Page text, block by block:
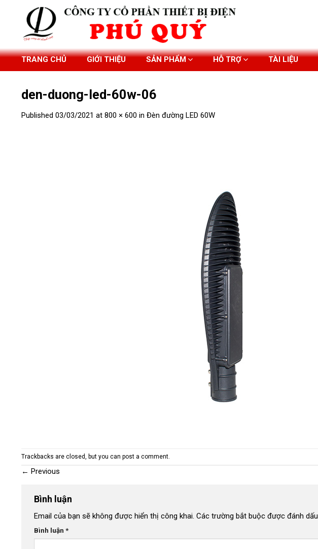
TRANG CHỦ GIỚI THIỆU SẢN PHẨM HỖ TRỢ TÀI LIỆU
den-duong-led-60w-06
Published 03/03/2021 at 800 × 600 in Đèn đường LED 60W
Trackbacks are closed, but you can post a comment
← Previous
Bình luận
Email của bạn sẽ không được hiển thị công khai. Các trường bắt buộc được đánh dấu
Bình luận *